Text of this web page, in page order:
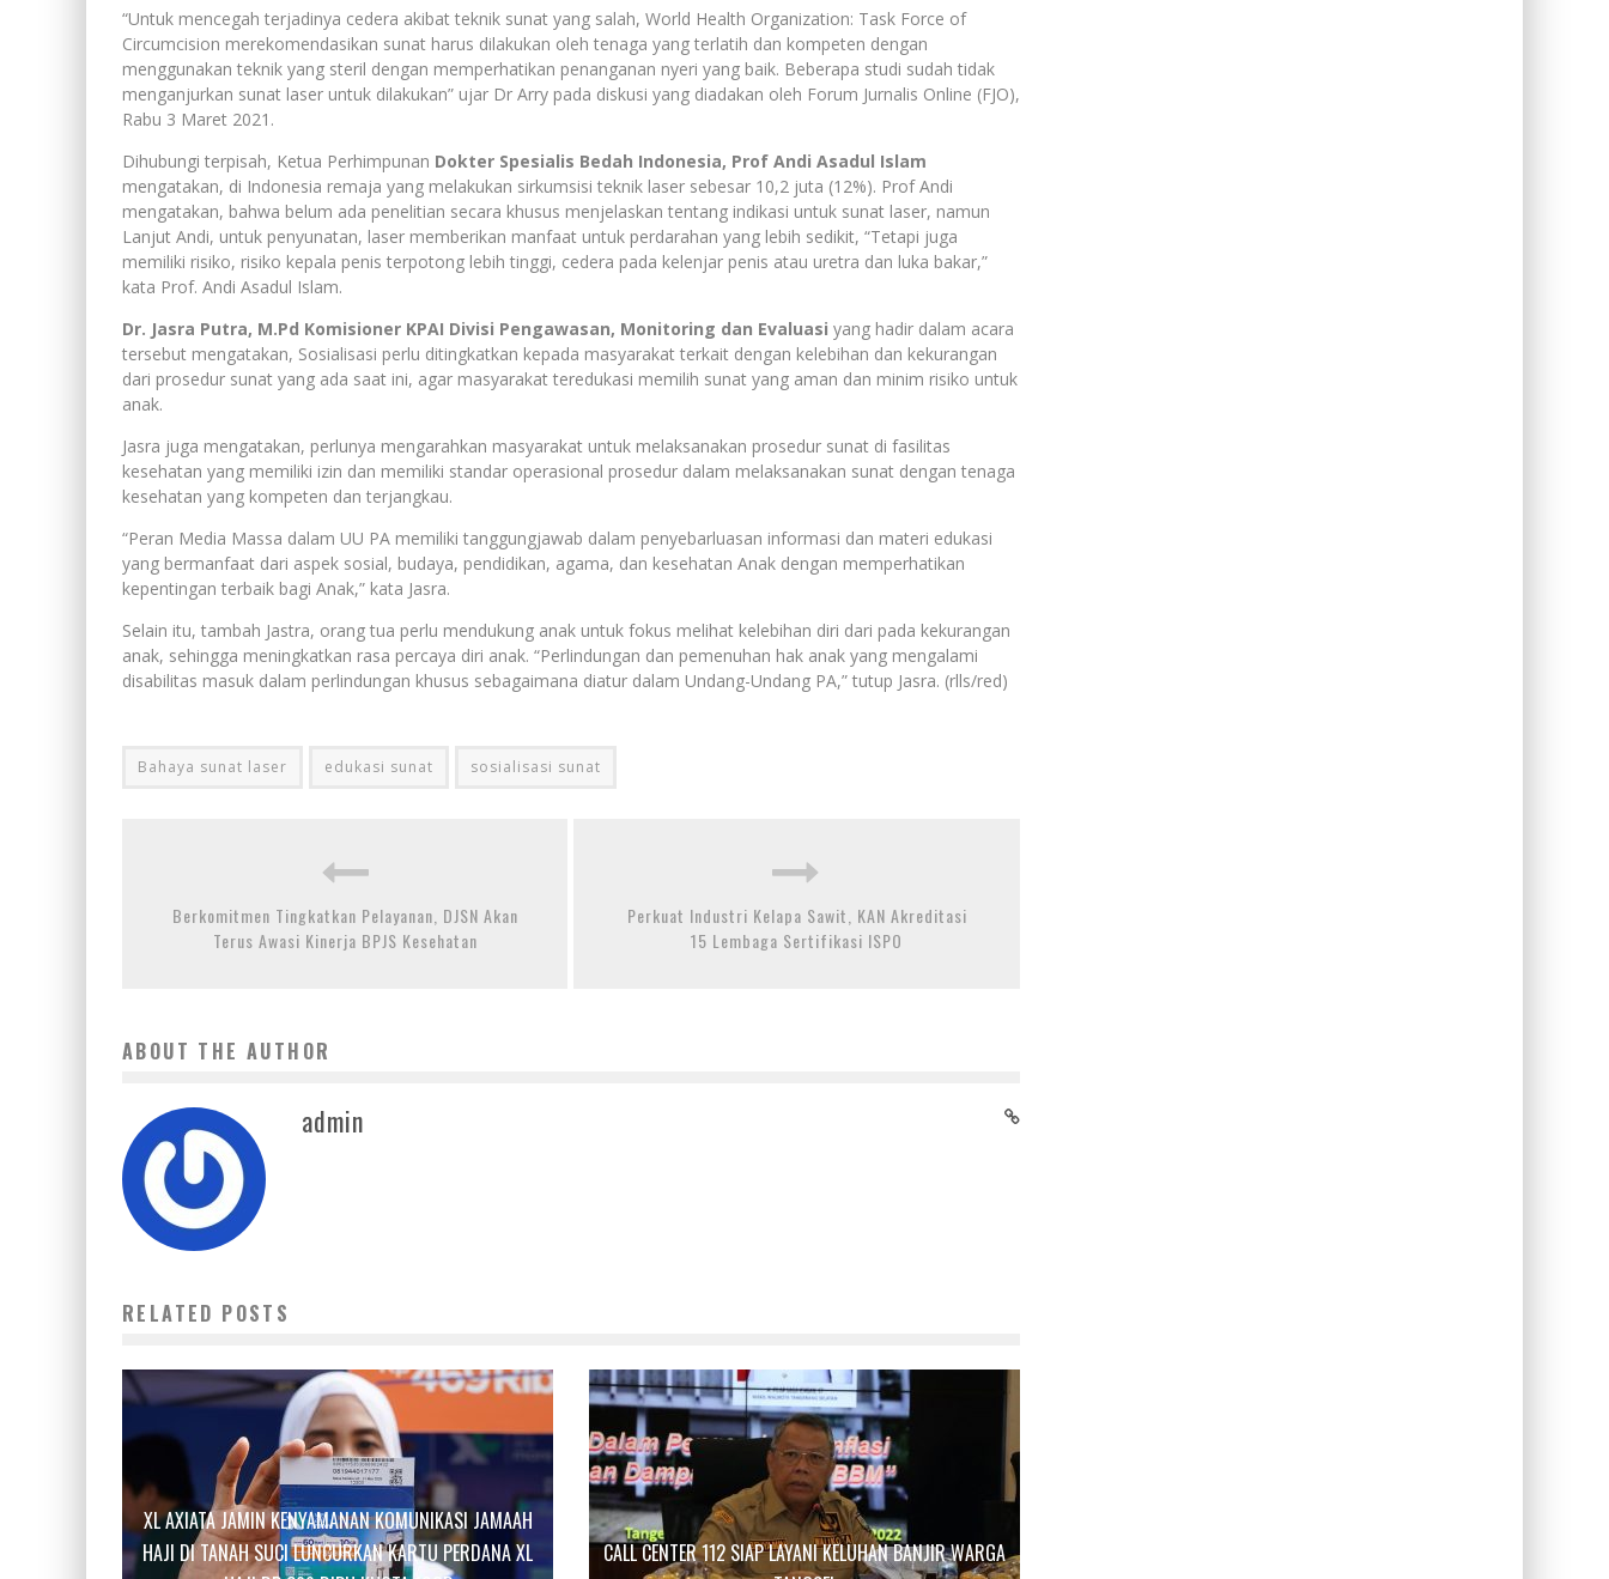
“Untuk mencegah terjadinya cedera akibat teknik sunat yang salah, World Health Organization: Task Force of
Circumcision merekomendasikan sunat harus dilakukan oleh tenaga yang terlatih dan kompeten dengan
menggunakan teknik yang steril dengan memperhatikan penanganan nyeri yang baik. Beberapa studi sudah tidak
menganjurkan sunat laser untuk dilakukan” ujar Dr Arry pada diskusi yang diadakan oleh Forum Jurnalis Online (FJO),
Rabu 3 Maret 2021.
Dihubungi terpisah, Ketua Perhimpunan Dokter Spesialis Bedah Indonesia, Prof Andi Asadul Islam
mengatakan, di Indonesia remaja yang melakukan sirkumsisi teknik laser sebesar 10,2 juta (12%). Prof Andi
mengatakan, bahwa belum ada penelitian secara khusus menjelaskan tentang indikasi untuk sunat laser, namun
Lanjut Andi, untuk penyunatan, laser memberikan manfaat untuk perdarahan yang lebih sedikit, “Tetapi juga
memiliki risiko, risiko kepala penis terpotong lebih tinggi, cedera pada kelenjar penis atau uretra dan luka bakar,”
kata Prof. Andi Asadul Islam.
Dr. Jasra Putra, M.Pd Komisioner KPAI Divisi Pengawasan, Monitoring dan Evaluasi yang hadir dalam acara
tersebut mengatakan, Sosialisasi perlu ditingkatkan kepada masyarakat terkait dengan kelebihan dan kekurangan
dari prosedur sunat yang ada saat ini, agar masyarakat teredukasi memilih sunat yang aman dan minim risiko untuk
anak.
Jasra juga mengatakan, perlunya mengarahkan masyarakat untuk melaksanakan prosedur sunat di fasilitas
kesehatan yang memiliki izin dan memiliki standar operasional prosedur dalam melaksanakan sunat dengan tenaga
kesehatan yang kompeten dan terjangkau.
“Peran Media Massa dalam UU PA memiliki tanggungjawab dalam penyebarluasan informasi dan materi edukasi
yang bermanfaat dari aspek sosial, budaya, pendidikan, agama, dan kesehatan Anak dengan memperhatikan
kepentingan terbaik bagi Anak,” kata Jasra.
Selain itu, tambah Jastra, orang tua perlu mendukung anak untuk fokus melihat kelebihan diri dari pada kekurangan
anak, sehingga meningkatkan rasa percaya diri anak. “Perlindungan dan pemenuhan hak anak yang mengalami
disabilitas masuk dalam perlindungan khusus sebagaimana diatur dalam Undang-Undang PA,” tutup Jasra. (rlls/red)
Bahaya sunat laser edukasi sunat sosialisasi sunat
Berkomitmen Tingkatkan Pelayanan, DJSN Akan
Terus Awasi Kinerja BPJS Kesehatan
Perkuat Industri Kelapa Sawit, KAN Akreditasi
15 Lembaga Sertifikasi ISPO
ABOUT THE AUTHOR
admin
RELATED POSTS
XL AXIATA JAMIN KENYAMANAN KOMUNIKASI JAMAAH
HAJI DI TANAH SUCI LUNCURKAN KARTU PERDANA XL
CALL CENTER 112 SIAP LAYANI KELUHAN BANJIR WARGA